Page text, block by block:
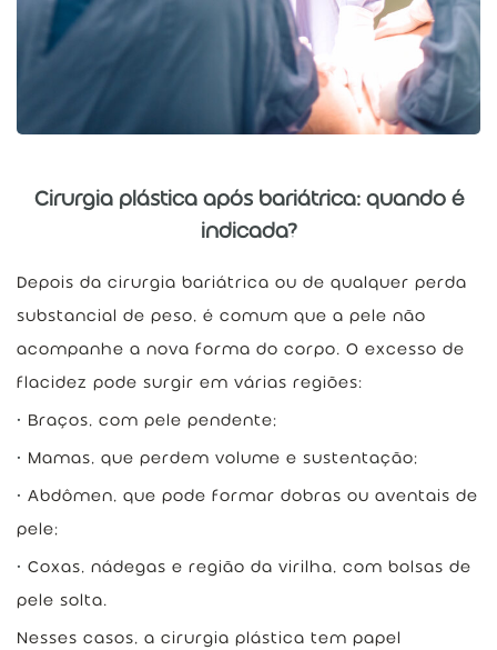
Cirurgia plástica após bariátrica: quando é
indicada?
Depois da cirurgia bariátrica ou de qualquer perda
substancial de peso, é comum que a pele não
acompanhe a nova forma do corpo. O excesso de
flacidez pode surgir em várias regiões:
Braços, com pele pendente;
Mamas, que perdem volume e sustentação;
Abdômen, que pode formar dobras ou aventais de
pele;
Coxas, nádegas e região da virilha, com bolsas de
pele solta.
Nesses casos, a cirurgia plástica tem papel